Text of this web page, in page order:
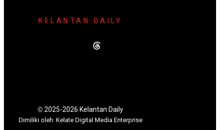
KELANTAN DAILY
©2025-2026 Kelantan Daily
Dimiliki oleh: Kelate Digital Media Enterprise